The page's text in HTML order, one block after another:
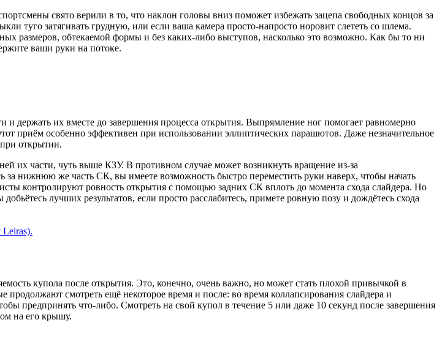
свято верили в то, что наклон головы вниз поможет избежать зацепа свободных концов за
туго затягивать грудную, или если ваша камера просто-напросто норовит слететь со шлема.
размеров, обтекаемой формы и без каких-либо выступов, насколько это возможно. Как бы то ни
ваши руки на потоке.
держать их вместе до завершения процесса открытия. Выпрямление ног помогает равномерно
приём особенно эффективен при использовании эллиптических парашютов. Даже незначительное
открытии.
их части, чуть выше КЗУ. В противном случае может возникнуть вращение из-за
нижнюю же часть СК, вы имеете возможность быстро переместить руки наверх, чтобы начать
контролируют ровность открытия с помощью задних СК вплоть до момента схода слайдера. Но
лучших результатов, если просто расслабитесь, примете ровную позу и дождётесь схода
Leiras).
купола после открытия. Это, конечно, очень важно, но может стать плохой привычкой в
смотреть ещё некоторое время и после: во время коллапсирования слайдера и
предпринять что-либо. Смотреть на свой купол в течение 5 или даже 10 секунд после завершения
на его крышу.